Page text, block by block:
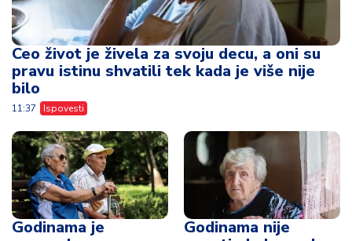
Ceo život je živela za svoju decu, a oni su
pravu istinu shvatili tek kada je više nije
bilo
11:37 Ispovesti
Godinama je
Godinama nije